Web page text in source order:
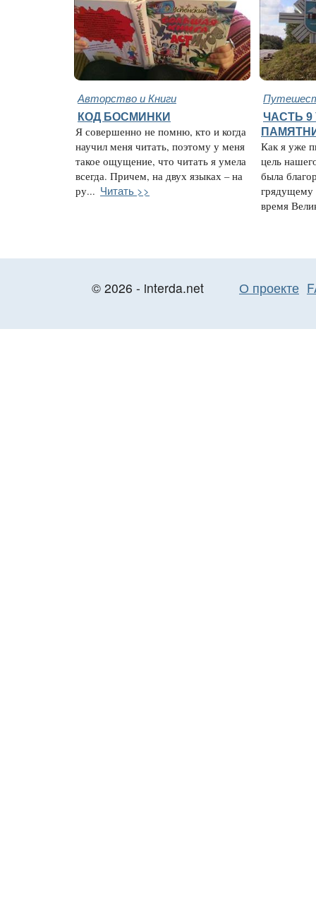
Авторство и Книги
КОД БОСМИНКИ
Я совершенно не помню, кто и когда
научил меня читать, поэтому у меня
такое ощущение, что читать я умела
всегда. Причем, на двух языках – на
ру... Читать >>
ЧАСТЬ 9
Как я уже
цель
была
грядущему
время
© 2026 - interda.net О проекте